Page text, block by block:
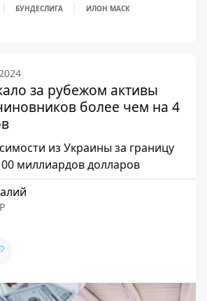
БУНДЕСЛИГА ИЛОН МАСК
за рубежом активы
более чем на 4
из Украины за границу
миллиардов долларов